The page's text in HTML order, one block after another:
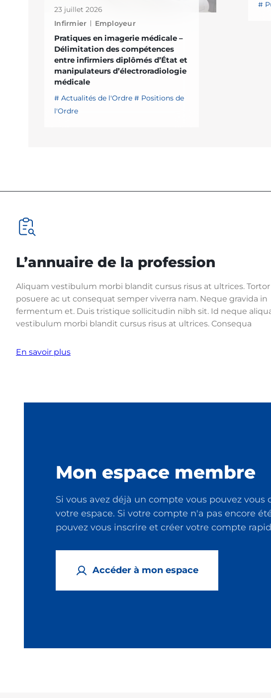
23 juillet 2026
Infirmier
Employeur
Pratiques en imagerie médicale –
Délimitation des compétences
entre infirmiers diplômés d’État et
manipulateurs d’électroradiologie
médicale
Actualités de l'Ordre
Positions de
l'Ordre
L’annuaire de la profession
Aliquam vestibulum morbi blandit cursus risus at ultrices. Tortor
posuere ac ut consequat semper viverra nam. Neque gravida in
fermentum et. Duis tristique sollicitudin nibh sit. Id neque
vestibulum morbi blandit cursus risus at ultrices. Consequa
En savoir plus
Mon espace membre
Si vous avez déjà un compte vous pouvez vous
votre espace. Si votre compte n'a pas encore
pouvez vous inscrire et créer votre compte
Accéder à mon espace